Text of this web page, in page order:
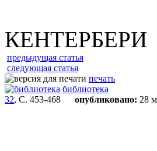
КЕНТЕРБЕРИ
предыдущая статья
следующая статья
печать
библиотека
32, С. 453-468 опубликовано: 28